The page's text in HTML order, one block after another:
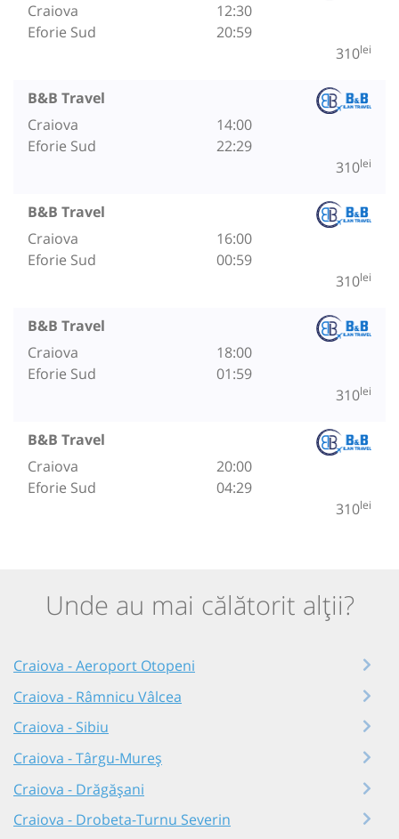
Craiova
Eforie Sud
12:30
20:59
310lei
B&B Travel
Craiova
Eforie Sud
14:00
22:29
310lei
B&B Travel
Craiova
Eforie Sud
16:00
00:59
310lei
B&B Travel
Craiova
Eforie Sud
18:00
01:59
310lei
B&B Travel
Craiova
Eforie Sud
20:00
04:29
310lei
Unde au mai călătorit alții?
Craiova - Aeroport Otopeni
Craiova - Râmnicu Vâlcea
Craiova - Sibiu
Craiova - Târgu-Mureș
Craiova - Drăgășani
Craiova - Drobeta-Turnu Severin